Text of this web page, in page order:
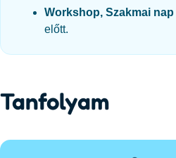
Workshop, Szakmai nap
előtt.
Tanfolyam